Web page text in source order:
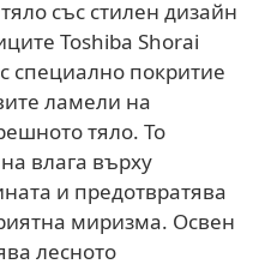
със стилен дизайн
Toshiba Shorai
специално покритие
ламели на
тяло. То
влага върху
и предотвратява
миризма. Освен
лесното